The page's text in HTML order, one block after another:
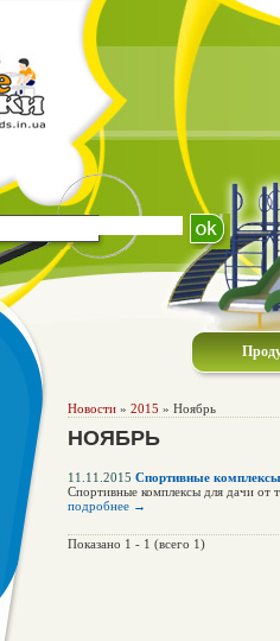
Новости » 2015 » Ноябрь
НОЯБРЬ
11.11.2015 Спортивные
Спортивные комплексы для дачи от
подробнее →
Показано 1 - 1 (всего 1)